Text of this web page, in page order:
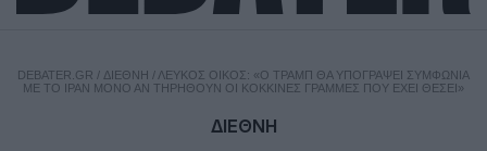
DEBATER.GR / ΔΙΕΘΝΗ / ΛΕΥΚΌΣ ΟΊΚΟΣ: «Ο ΤΡΑΜΠ ΘΑ ΥΠΟΓΡΆΨΕΙ ΣΥΜΦΩΝΊΑ
ΜΕ ΤΟ ΙΡΆΝ ΜΌΝΟ ΑΝ ΤΗΡΗΘΟΎΝ ΟΙ ΚΌΚΚΙΝΕΣ ΓΡΑΜΜΈΣ ΠΟΥ ΈΧΕΙ ΘΈΣΕΙ»
ΔΙΕΘΝΗ